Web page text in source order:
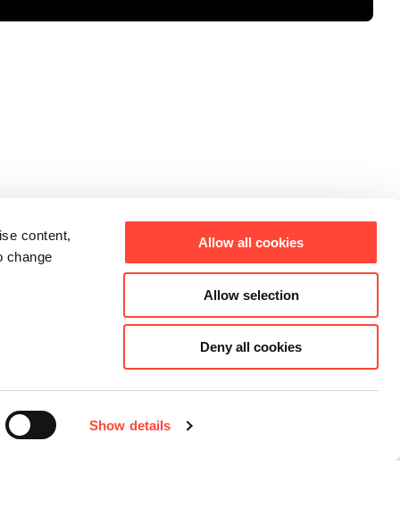
content,
change
Show details
Allow all cookies
Allow selection
Deny all cookies